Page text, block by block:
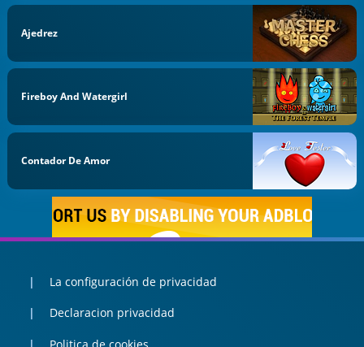
Ajedrez
Fireboy And Watergirl
Contador De Amor
La configuración de privacidad
Declaracion privacidad
Politica de cookies